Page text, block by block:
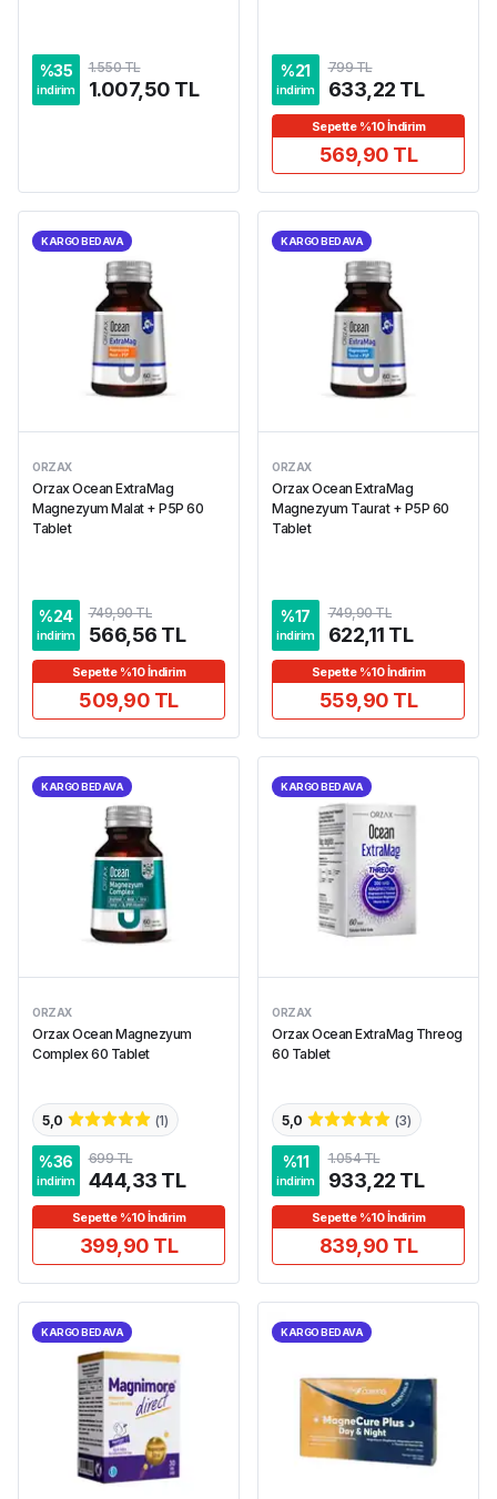
%35
indirim
1.550 TL
1.007,50 TL
%21
indirim
799 TL
633,22 TL
Sepette %10 İndirim
569,90 TL
KARGO BEDAVA
ORZAX
Orzax Ocean ExtraMag
Magnezyum Malat + P5P 60
Tablet
%24
indirim
749,90 TL
566,56 TL
Sepette %10 İndirim
509,90 TL
KARGO BEDAVA
ORZAX
Orzax Ocean ExtraMag
Magnezyum Taurat + P5P 60
Tablet
%17
indirim
749,90 TL
622,11 TL
Sepette %10 İndirim
559,90 TL
KARGO BEDAVA
ORZAX
Orzax Ocean Magnezyum
Complex 60 Tablet
5,0 (1)
%36
indirim
699 TL
444,33 TL
Sepette %10 İndirim
399,90 TL
KARGO BEDAVA
ORZAX
Orzax Ocean ExtraMag Threog
60 Tablet
5,0 (3)
%11
indirim
1.054 TL
933,22 TL
Sepette %10 İndirim
839,90 TL
KARGO BEDAVA KARGO BEDAVA